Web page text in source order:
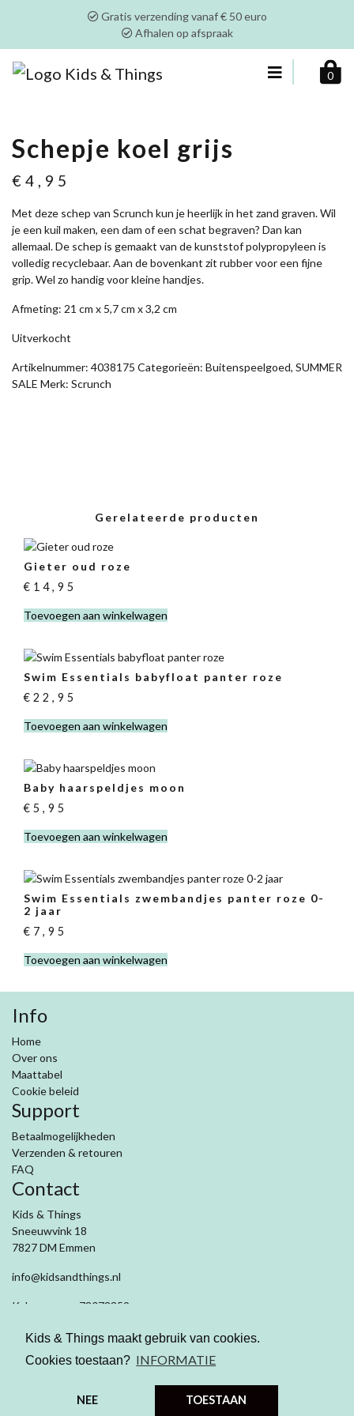
Kids & Things maakt gebruik van cookies.
Cookies toestaan? INFORMATIE
NEE TOESTAAN
Gratis verzending vanaf € 50 euro
Afhalen op afspraak
0
Schepje koel grijs
€ 4,95
Met deze schep van Scrunch kun je heerlijk in het zand graven. Wil
je een kuil maken, een dam of een schat begraven? Dan kan
allemaal. De schep is gemaakt van de kunststof polypropyleen is
volledig recyclebaar. Aan de bovenkant zit rubber voor een fijne
grip. Wel zo handig voor kleine handjes.
Afmeting: 21 cm x 5,7 cm x 3,2 cm
Uitverkocht
Artikelnummer: 4038175 Categorieën: Buitenspeelgoed, SUMMER
SALE Merk: Scrunch
Gerelateerde producten
Gieter oud roze
€ 14,95
Toevoegen aan winkelwagen
Swim Essentials babyfloat panter roze
€ 22,95
Toevoegen aan winkelwagen
Baby haarspeldjes moon
€ 5,95
Toevoegen aan winkelwagen
Swim Essentials zwembandjes panter roze 0-
2 jaar
€ 7,95
Toevoegen aan winkelwagen
Info
Home
Over ons
Maattabel
Cookie beleid
Support
Betaalmogelijkheden
Verzenden & retouren
FAQ
Contact
Kids & Things
Sneeuwvink 18
7827 DM Emmen
info@kidsandthings.nl
Kvk nummer: 78073359